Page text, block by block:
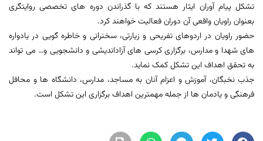
تشکل پیام آوران ایثار هستند که با گذراندن دوره های تخصصی روایتگری
بعنوان راویان واقعی آن دوران فعالیت خواهند کرد.
حضور راویان در اردوهای تفریحی و زیارتی، سخنرانی و خاطره گویی در یادواره
های شهدا و مدارس، برگزاری کرسی های آزاداندیشی و دانشجویی و… می تواند
به تحقق اهداف این تشکل کمک نماید.
جذب نخبگان، آموزش و اعزام آنان به مساجد، مدارس، دانشگاه ها و محافل
فرهنگی و یادمان ها از جمله مهمترین اهداف برگزاری این تشکل است.